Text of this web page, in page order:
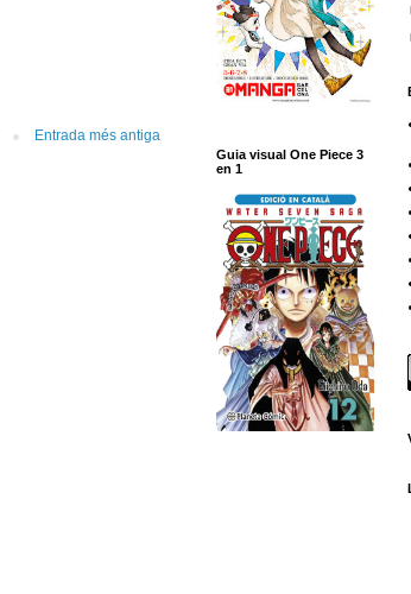
Entrada més antiga
Guia visual One Piece 3
en 1